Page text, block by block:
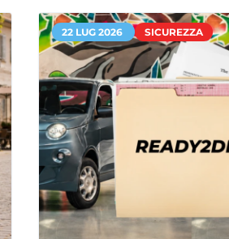
22 LUG 2026 SICUREZZA